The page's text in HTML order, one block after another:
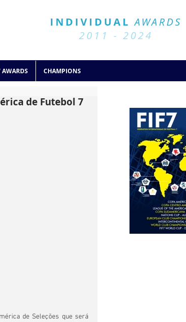
INDIVIDUAL AWARDS
2011 - 2024
AWARDS CHAMPIONS
de Futebol 7
de Seleções que será